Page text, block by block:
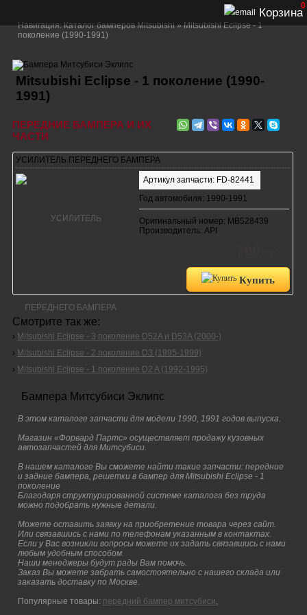
Навигация:Каталог бамперов Mitsubishi» Mitsubishi Eclipse - 1
поколение (1990-1991)
Mitsubishi Eclipse - 1 поколение (1990-
1991)
ПЕРЕДНИЕ БАМПЕРА И ИХ
ЧАСТИ
УСИЛИТЕЛЬ ПЕРЕДНЕГО БАМПЕРА
Артикул запчасти: FD-82441
Год автомобиля: 1990-1991
Оригинальный номер: MB528439
Производитель: API
Купить
Смотрите так же:
› Mitsubishi Eclipse - 3 поколение D52A и D53A (2000-)
› Mitsubishi Eclipse - 2 поколение D3 (1995-1999)
› Mitsubishi Eclipse - 1 поколение D2 A (1992-1995)
Бампера Митсубиси Эклипс
В этом каталоге запчасти для модели 1990, 1991 годов выпуска.
Магазин «Форвард Партс» осуществляет продажу кузовных
автозапчастей для Митсубиси.
В нашем каталоге Вы сможете найти такие запчасти: передние
и задние бампера, решетки в бампер для Mitsubishi Eclipse - 1
поколение
Благодаря структурированной системе каталога без труда
можно подобрать нужные детали.
Можете оставить заявку на приобретение товара через сайт.
Или связавшись с нами по телефонам указанным в контактах.
Если у Вас возникли вопросы можете их задать связавшись с нами
любым удобным способом.
Наши менеджеры будут рады Вам помочь.
Заказ Вы можете забрать самостоятельно с нашего склада или
заказать доставку по Москве.
Популярные товары: передний бампер митсубиси,
Корзина
0